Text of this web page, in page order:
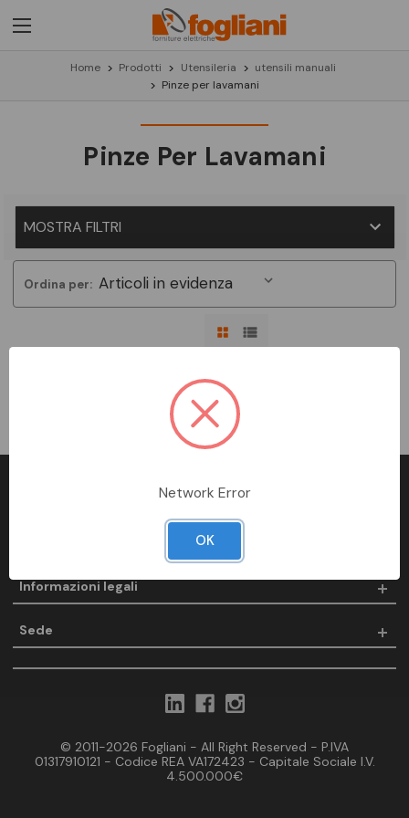
Home Prodotti Utensileria
utensili manuali
Pinze per lavamani
Pinze Per Lavamani
MOSTRA FILTRI
Ordina per:
Non ci sono prodotti in questa categoria.
Informazioni legali
Sede
© 2011-2026 Fogliani - All Right Reserved - P.IVA
01317910121 - Codice REA VA172423 - Capitale Sociale I.V.
4.500.000€
Network Error
OK